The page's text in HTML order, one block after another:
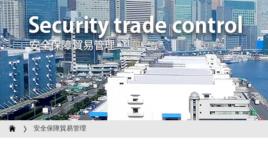
Security trade control 安全保障貿易管理
安全保障貿易管理